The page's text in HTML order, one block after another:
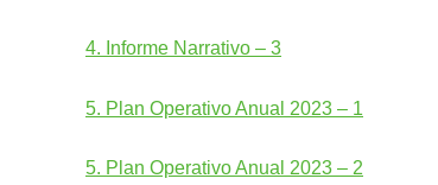
4. Informe Narrativo – 3
5. Plan Operativo Anual 2023 – 1
5. Plan Operativo Anual 2023 – 2